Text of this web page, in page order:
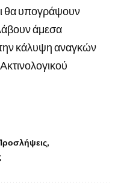
θα υπογράψουν
άμεσα
κάλυψη αναγκών